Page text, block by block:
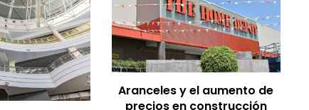
Aranceles y el aumento de
precios en construcción